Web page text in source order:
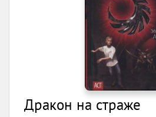
Дракон на страже